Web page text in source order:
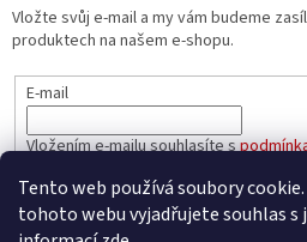
Tento web používá soubory
tohoto webu vyjadřujete souhlas s
Vložte svůj e-mail a my vám budeme
produktech na našem e-shopu.
E-mail
Vložením e-mailu souhlasíte s
PŘIHLÁSIT SE